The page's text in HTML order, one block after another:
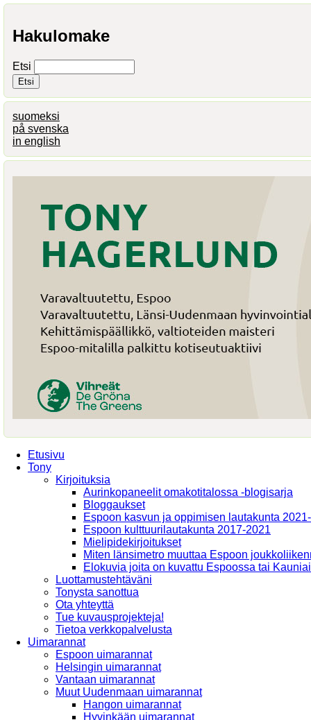
Hakulomake
Etsi
suomeksi
på svenska
in english
Etusivu
Tony
Kirjoituksia
Aurinkopaneelit omakotitalossa -blogisarja
Bloggaukset
Espoon kasvun ja oppimisen lautakunta
Espoon kulttuurilautakunta 2017-2021
Mielipidekirjoitukset
Miten länsimetro muuttaa Espoon
Elokuvia joita on kuvattu Espoossa tai
Luottamustehtäväni
Tonysta sanottua
Ota yhteyttä
Tue kuvausprojekteja!
Tietoa verkkopalvelusta
Uimarannat
Espoon uimarannat
Helsingin uimarannat
Vantaan uimarannat
Muut Uudenmaan uimarannat
Hangon uimarannat
Hyvinkään uimarannat